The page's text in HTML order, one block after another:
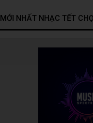
NHẤT NHẠC TẾT